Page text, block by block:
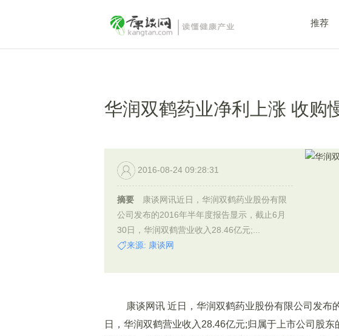
推荐
华润双鹤药业净利上涨 收购
2016-08-24 09:28:31
摘要
康谈网讯近日，华润双鹤药业股份有限
公司发布的2016年半年度报告显示，截止6月
30日，华润双鹤营业收入28.46亿元;...
来源: 康谈网
康谈网讯 近日，华润双鹤药业股份有限公司发布
日，华润双鹤营业收入28.46亿元;归属于上市公司股